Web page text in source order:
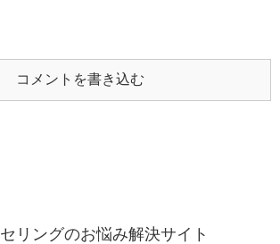
コメントを書き込む
リングのお悩み解決サイト